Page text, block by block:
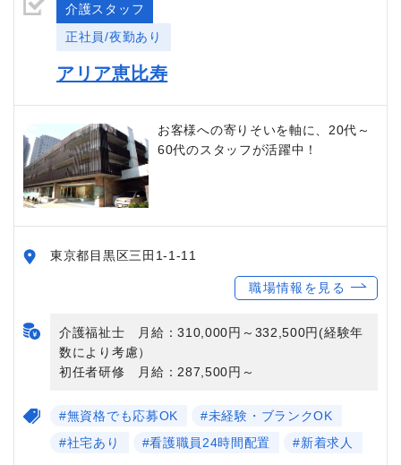
介護スタッフ
正社員/夜勤あり
アリア恵比寿
お客様への寄りそいを軸に、20代～
60代のスタッフが活躍中！
東京都目黒区三田1-1-11
職場情報を見る
介護福祉士 月給：310,000円～332,500円(経験年
数により考慮）
初任者研修 月給：287,500円～
#無資格でも応募OK
#未経験・ブランクOK
#社宅あり
#看護職員24時間配置 #新着求人